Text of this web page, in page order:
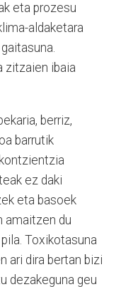
eta prozesu
aldaketara
zitzaien ibaia
berriz,
barrutik
ez daki
eta basoek
amaitzen du
Toxikotasuna
ari dira bertan bizi
dezakeguna geu